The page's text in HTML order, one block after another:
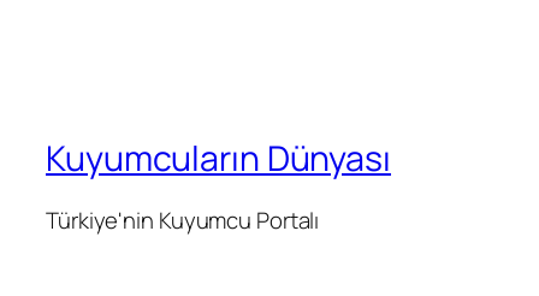
Kuyumcuların Dünyası
Türkiye'nin Kuyumcu Portalı